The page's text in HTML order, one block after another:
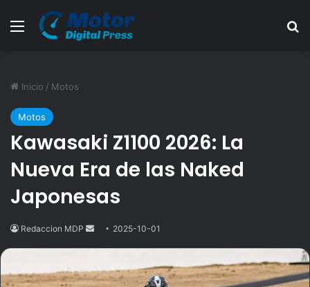
Menú
Inicio / Motos
Motos
Kawasaki Z1100 2026: La
Nueva Era de las Naked
Japonesas
Redaccion MDP
Send2025-10-01